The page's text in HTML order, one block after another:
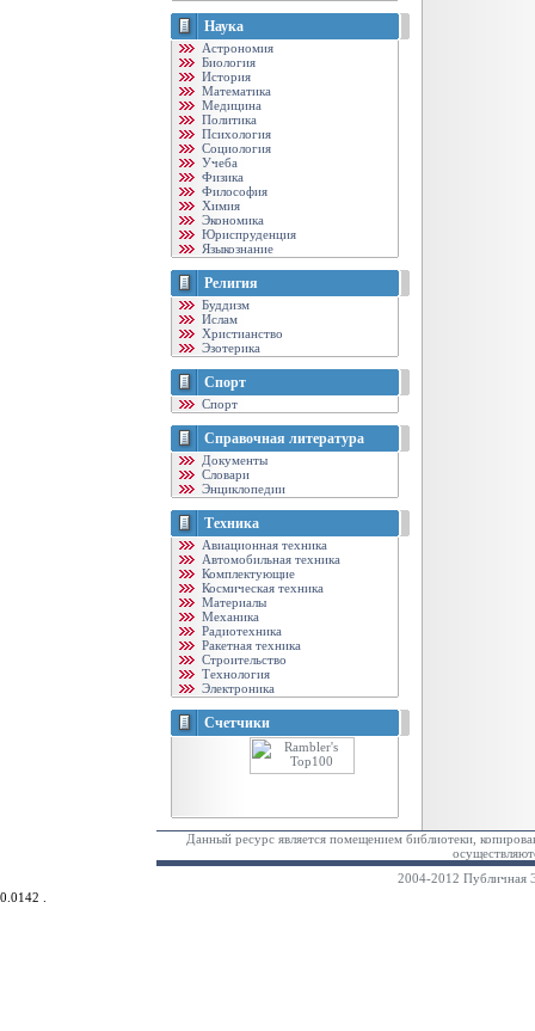
Наука
Астрономия
Биология
История
Математика
Медицина
Политика
Психология
Социология
Учеба
Физика
Философия
Химия
Экономика
Юриспруденция
Языкознание
Религия
Буддизм
Ислам
Христианство
Эзотерика
Спорт
Спорт
Справочная литература
Документы
Словари
Энциклопедии
Техника
Авиационная техника
Автомобильная техника
Комплектующие
Космическая техника
Материалы
Механика
Радиотехника
Ракетная техника
Строительство
Технология
Электроника
Счетчики
Данный ресурс является помещением библиотеки,
2004-2012 Публичная
0.0142 .